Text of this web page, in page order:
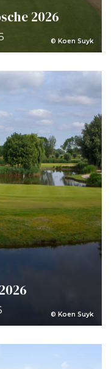
© Koen Suyk
2026
© Koen Suyk